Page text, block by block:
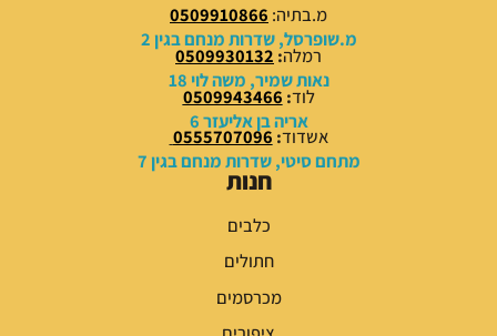
מ.בתיה: 0509910866
מ.שופרסל, שדרות מנחם בגין 2
רמלה:
0509930132
נאות שמיר, משה לוי 18
לוד:
0509943466
אריה בן אליעזר 6
אשדוד:
0555707096
מתחם סיטי, שדרות מנחם בגין 7
חנות
כלבים
חתולים
מכרסמים